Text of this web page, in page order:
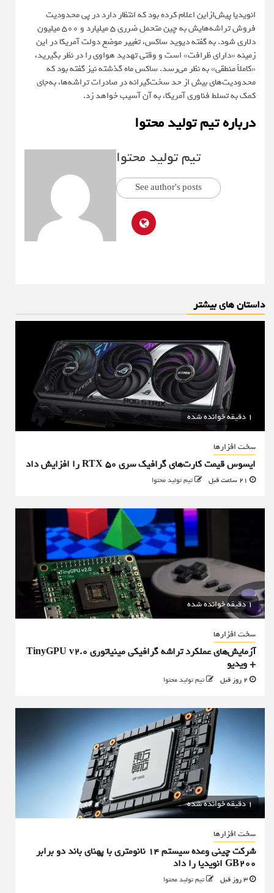
انویدیا پیش‌ازاین اعلام کرده بود که انتظار دارد در پی محدودیت
فروش تراشه‌هایش به چین متحمل ضرری ۵ میلیارد و ۵۰۰ میلیون
دلاری شود. به گفته دیوید ساکس، تغییر موضع دولت آمریکا در این
زمینه «دارای ظرافت» است و وقتی تهدید هواوی را در نظر بگیرید،
«کاملاً منطقی» به نظر می‌رسد. ساکس ماه گذشته نیز گفته بود که
محدودیت‌های بیش از حد سخت‌گیرانه در صادرات تراشه‌ها، به‌جای
کمک به تسلط فناوری آمریکا، به آن آسیب خواهد زد.
درباره تیم تولید محتوا
تیم تولید محتوا
See author's posts
داستان های بیشتر
1 دقیقه خوانده شده
سخت افزارها
ایسوس قیمت کارت‌های گرافیک سری RTX 50 را افزایش داد
تیم تولید محتوا
1 دقیقه خوانده شده
سخت افزارها
آزمایش‌های عملکرد تراشه گرافیکی مینیاتوری TinyGPU v2.0
+ ویدیو
تیم تولید محتوا
1 دقیقه خوانده شده
سخت افزارها
شرکت چینی وعده سیستم ۱۴ نانومتری با پهنای باند دو برابر
GB200 انویدیا را داد
تیم تولید محتوا